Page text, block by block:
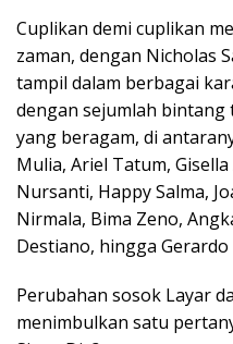
Cuplikan demi cuplikan
zaman, dengan Nicholas
tampil dalam berbagai
dengan sejumlah
yang beragam, di
Mulia, Ariel Tatum,
Nursanti, Happy Salma,
Nirmala, Bima Zeno,
Destiano, hingga
Perubahan sosok Layar
menimbulkan satu